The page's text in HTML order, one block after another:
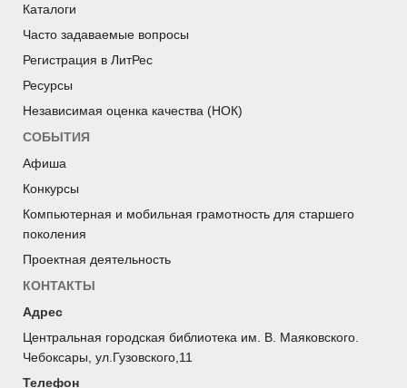
Каталоги
Часто задаваемые вопросы
Регистрация в ЛитРес
Ресурсы
Независимая оценка качества (НОК)
СОБЫТИЯ
Афиша
Конкурсы
Компьютерная и мобильная грамотность для старшего
поколения
Проектная деятельность
КОНТАКТЫ
Адрес
Центральная городская библиотека им. В. Маяковского.
Чебоксары, ул.Гузовского,11
Телефон